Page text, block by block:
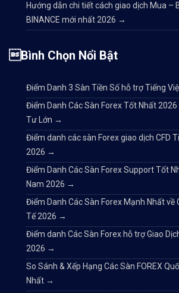
Hướng dẫn chi tiết cách giao dịch Mua –
BINANCE mới nhất 2026 →
Bình Chọn Nổi Bật
Điểm Danh 3 Sàn Tiền Số hỗ trợ Tiếng
Điểm Danh Các Sàn Forex Tốt Nhất
Tư Lớn →
Điểm danh các sàn Forex giao dịch CFD
2026 →
Điểm Danh Các Sàn Forex Support Tốt
Nam 2026 →
Điểm Danh Các Sàn Forex Mạnh Nhất về
Tế 2026 →
Điểm danh Các Sàn Forex hỗ trợ Giao
2026 →
So Sánh & Xếp Hạng Các Sàn FOREX
Nhất →